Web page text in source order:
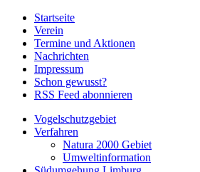
Startseite
Verein
Termine und Aktionen
Nachrichten
Impressum
Schon gewusst?
RSS Feed abonnieren
Vogelschutzgebiet
Verfahren
Natura 2000 Gebiet
Umweltinformation